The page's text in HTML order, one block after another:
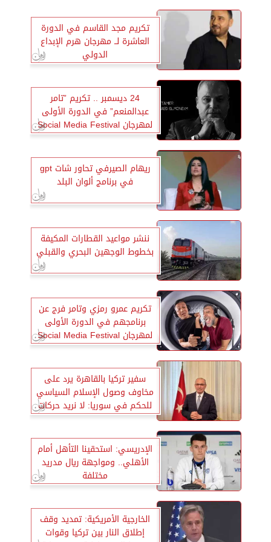
تكريم مجد القاسم في الدورة
العاشرة لــ مهرجان هرم الإبداع
الدولي
24 ديسمبر .. تكريم ”تامر
عبدالمنعم” في الدورة الأولى
لمهرجان Social Media Festival
ريهام الصيرفي تحاور شات gpt
في برنامج ألوان البلد
ننشر مواعيد القطارات المكيفة
بخطوط الوجهين البحري والقبلي
تكريم عمرو رمزي وتامر فرج عن
برنامجهم في الدورة الأولى
لمهرجان Social Media Festival
سفير تركيا بالقاهرة يرد على
مخاوف وصول الإسلام السياسي
للحكم في سوريا: لا نريد حركات
متشددة
الإدريسي: استحقينا التأهل أمام
الأهلي.. ومواجهة ريال مدريد
مختلفة
الخارجية الأمريكية: تمديد وقف
إطلاق النار بين تركيا وقوات